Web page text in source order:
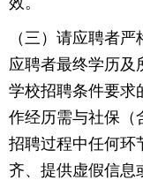
（三）请应聘者
应聘者最终学历及
学校招聘条件要求
作经历需与社保（
招聘过程中任何环
齐、提供虚假信息